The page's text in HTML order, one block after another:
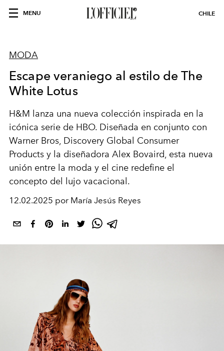
MENU CHILE
MODA
Escape veraniego al estilo de The
White Lotus
H&M lanza una nueva colección inspirada en la
icónica serie de HBO. Diseñada en conjunto con
Warner Bros, Discovery Global Consumer
Products y la diseñadora Alex Bovaird, esta nueva
unión entre la moda y el cine redefine el
concepto del lujo vacacional.
12.02.2025 por María Jesús Reyes